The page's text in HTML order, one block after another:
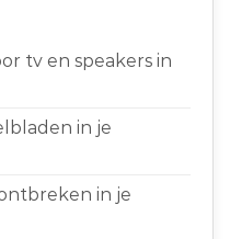
tv en speakers in
in je
in je